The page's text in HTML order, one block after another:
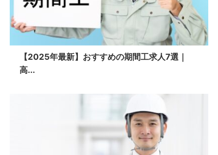
【2025年最新】おすすめの期間工求人7選｜
高...